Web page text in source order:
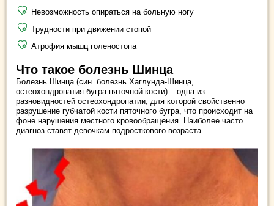
Невозможность опираться на больную ногу
Трудности при движении стопой
Атрофия мышц голеностопа
Что такое болезнь Шинца
Болезнь Шинца (син. болезнь Хаглунда-Шинца,
остеохондропатия бугра пяточной кости) – одна из
разновидностей остеохондропатии, для которой свойственно
разрушение губчатой кости пяточного бугра, что происходит на
фоне нарушения местного кровообращения. Наиболее часто
диагноз ставят девочкам подросткового возраста.